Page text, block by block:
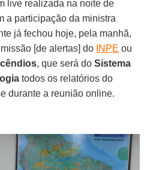
live realizada na noite de
a participação da ministra
já fechou hoje, pela manhã,
[de alertas] do INPE ou
, que será doSistema
todos os relatórios do
durante a reunião online.